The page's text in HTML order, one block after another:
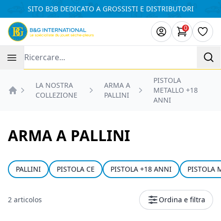
SITO B2B DEDICATO A GROSSISTI E DISTRIBUTORI
0
Articoli
LA NOSTRA
COLLEZIONE
ARMA A
PALLINI
PISTOLA
METALLO +18
ANNI
ARMA A PALLINI
PALLINI PISTOLA CE PISTOLA +18 ANNI PISTOLA
2 articolos Ordina e filtra
Pannello di gestione dei cookies